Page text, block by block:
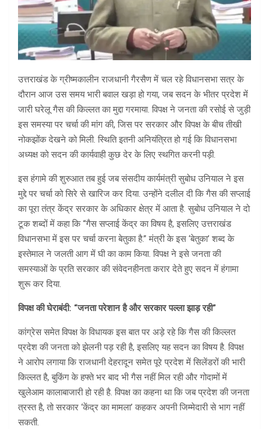
उत्तराखंड के ग्रीष्मकालीन राजधानी गैरसैण में चल रहे विधानसभा सत्र के
दौरान आज उस समय भारी बवाल खड़ा हो गया, जब सदन के भीतर प्रदेश में
जारी घरेलू गैस की किल्लत का मुद्दा गरमाया. विपक्ष ने जनता की रसोई से जुड़ी
इस समस्या पर चर्चा की मांग की, जिस पर सरकार और विपक्ष के बीच तीखी
नोकझोंक देखने को मिली. स्थिति इतनी अनियंत्रित हो गई कि विधानसभा
अध्यक्ष को सदन की कार्यवाही कुछ देर के लिए स्थगित करनी पड़ी.
इस हंगामे की शुरुआत तब हुई जब संसदीय कार्यमंत्री सुबोध उनियाल ने इस
मुद्दे पर चर्चा को सिरे से खारिज कर दिया. उन्होंने दलील दी कि गैस की सप्लाई
का पूरा तंत्र केंद्र सरकार के अधिकार क्षेत्र में आता है. सुबोध उनियाल ने दो
टूक शब्दों में कहा कि “गैस सप्लाई केंद्र का विषय है, इसलिए उत्तराखंड
विधानसभा में इस पर चर्चा करना बेतुका है.” मंत्री के इस ‘बेतुका’ शब्द के
इस्तेमाल ने जलती आग में घी का काम किया. विपक्ष ने इसे जनता की
समस्याओं के प्रति सरकार की संवेदनहीनता करार देते हुए सदन में हंगामा
शुरू कर दिया.
विपक्ष की घेराबंदी: “जनता परेशान है और सरकार पल्ला झाड़ रही”
कांग्रेस समेत विपक्ष के विधायक इस बात पर अड़े रहे कि गैस की किल्लत
प्रदेश की जनता को झेलनी पड़ रही है, इसलिए यह सदन का विषय है. विपक्ष
ने आरोप लगाया कि राजधानी देहरादून समेत पूरे प्रदेश में सिलेंडरों की भारी
किल्लत है, बुकिंग के हफ्ते भर बाद भी गैस नहीं मिल रही और गोदामों में
खुलेआम कालाबाजारी हो रही है. विपक्ष का कहना था कि जब प्रदेश की जनता
त्रस्त है, तो सरकार ‘केंद्र का मामला’ कहकर अपनी जिम्मेदारी से भाग नहीं
सकती.